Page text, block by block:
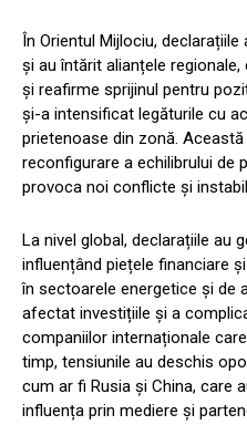
În Orientul Mijlociu,
și au întărit alianțele
și reafirme sprijinul pentru
și-a intensificat legăturile cu
prietenoase din zonă.
reconfigurare a echilibrului de
provoca noi conflicte și
La nivel global, declarațiile au
influențând piețele financiare
în sectoarele energetice și de
afectat investițiile și a
companiilor internaționale
timp, tensiunile au deschis
cum ar fi Rusia și China, care
influența prin mediere și